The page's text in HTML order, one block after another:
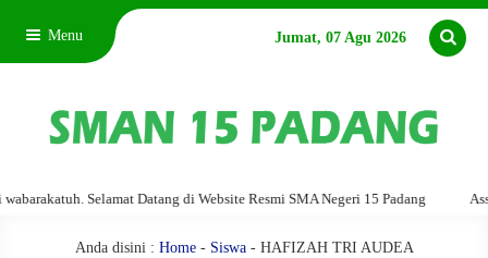
Menu Jumat, 07 Agu 2026
Selamat Datang di Website Resmi SMA Negeri 15 Padang
Anda disini : Home- Siswa- HAFIZAH TRI AUDEA